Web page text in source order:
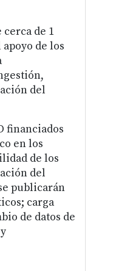
de 1
de los
del
financiados
en los
de los
del
publicarán
carga
de datos de